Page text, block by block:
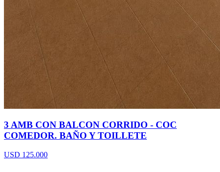
3 AMB CON BALCON CORRIDO - COC
COMEDOR. BAÑO Y TOILLETE
USD 125.000